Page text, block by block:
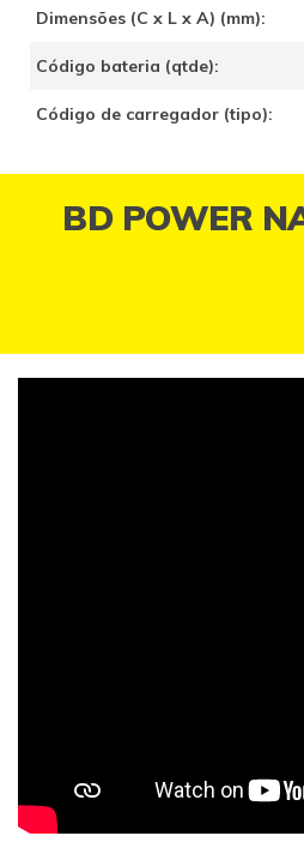
Dimensões (C x L x A) (mm):
Código bateria (qtde):
Código de carregador (tipo):
BD POWER